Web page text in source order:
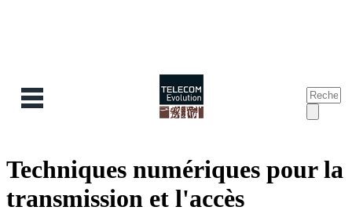
de
Techniques numériques pour la
transmission et l'accès